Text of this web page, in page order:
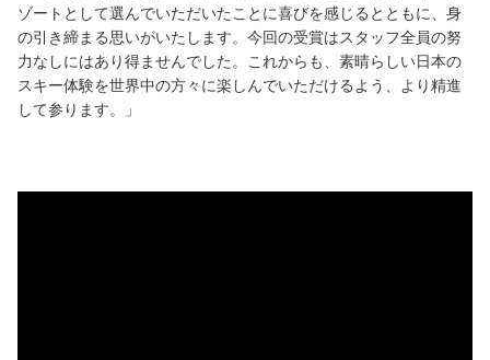
ゾートとして選んでいただいたことに喜びを感じるとともに、身
の引き締まる思いがいたします。今回の受賞はスタッフ全員の努
力なしにはあり得ませんでした。これからも、素晴らしい日本の
スキー体験を世界中の方々に楽しんでいただけるよう、より精進
して参ります。」